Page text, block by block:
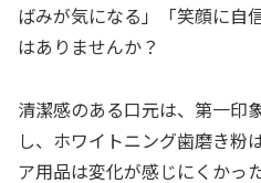
ばみが気になる」「笑顔に自
はありませんか？
清潔感のある口元は、第一印
し、ホワイトニング歯磨き粉
ア用品は変化が感じにくかっ